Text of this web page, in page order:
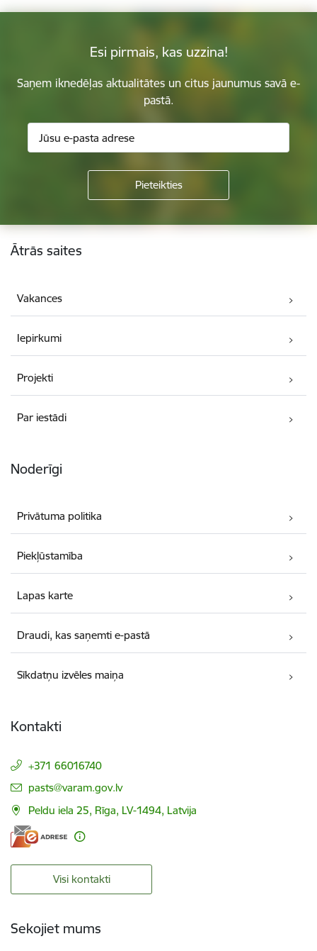
Esi pirmais, kas uzzina!
Saņem iknedēļas aktualitātes un citus jaunumus savā e-
pastā.
Kājene
Ātrās saites
Vakances
Iepirkumi
Projekti
Par iestādi
Noderīgi
Privātuma politika
Piekļūstamība
Lapas karte
Draudi, kas saņemti e-pastā
Sīkdatņu izvēles maiņa
Kontakti
+371 66016740
E-pasts:
pasts@varam.gov.lv
Peldu iela 25, Rīga, LV-1494, Latvija
Visi kontakti
Sekojiet mums